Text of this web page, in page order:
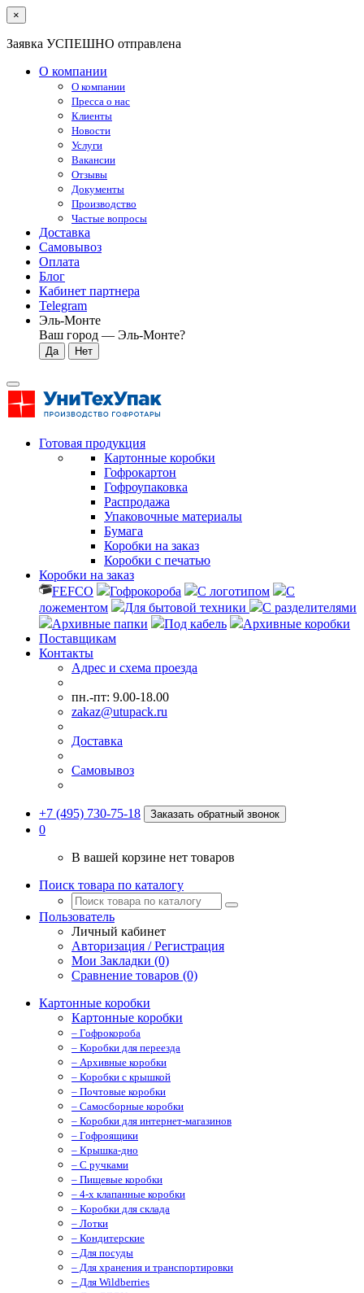
×
Заявка УСПЕШНО отправлена
О компании
О компании
Пресса о нас
Клиенты
Новости
Услуги
Вакансии
Отзывы
Документы
Производство
Частые вопросы
Доставка
Самовывоз
Оплата
Блог
Кабинет партнера
Telegram
Эль-Монте
Ваш город — Эль-Монте?
Готовая продукция
Картонные коробки
Гофрокартон
Гофроупаковка
Распродажа
Упаковочные материалы
Бумага
Коробки на заказ
Коробки с печатью
Коробки на заказ
FEFCO
Гофрокороба С логотипом
С
ложементом
Для бытовой техники
С разделителями
Архивные папки
Под кабель
Архивные коробки
Поставщикам
Контакты
Адрес и схема проезда
пн.-пт: 9.00-18.00
zakaz@utupack.ru
Доставка
Самовывоз
+7 (495) 730-75-18 Заказать обратный звонок
0
В вашей корзине нет товаров
Поиск товара по каталогу
Пользователь
Личный кабинет
Авторизация / Регистрация
Мои Закладки (0)
Сравнение товаров (0)
Картонные коробки
Картонные коробки
– Гофрокороба
– Коробки для переезда
– Архивные коробки
– Коробки с крышкой
– Почтовые коробки
– Самосборные коробки
– Коробки для интернет-магазинов
– Гофроящики
– Крышка-дно
– С ручками
– Пищевые коробки
– 4-х клапанные коробки
– Коробки для склада
– Лотки
– Кондитерские
– Для посуды
– Для хранения и транспортировки
– Для Wildberries